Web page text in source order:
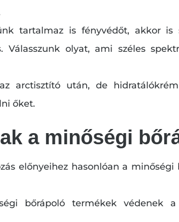
tartalmaz is fényvédőt, akkor
olyat, ami széles
arctisztító után, de
őket.
a minőségi
előnyeihez hasonlóan a
bőrápoló termékek védenek